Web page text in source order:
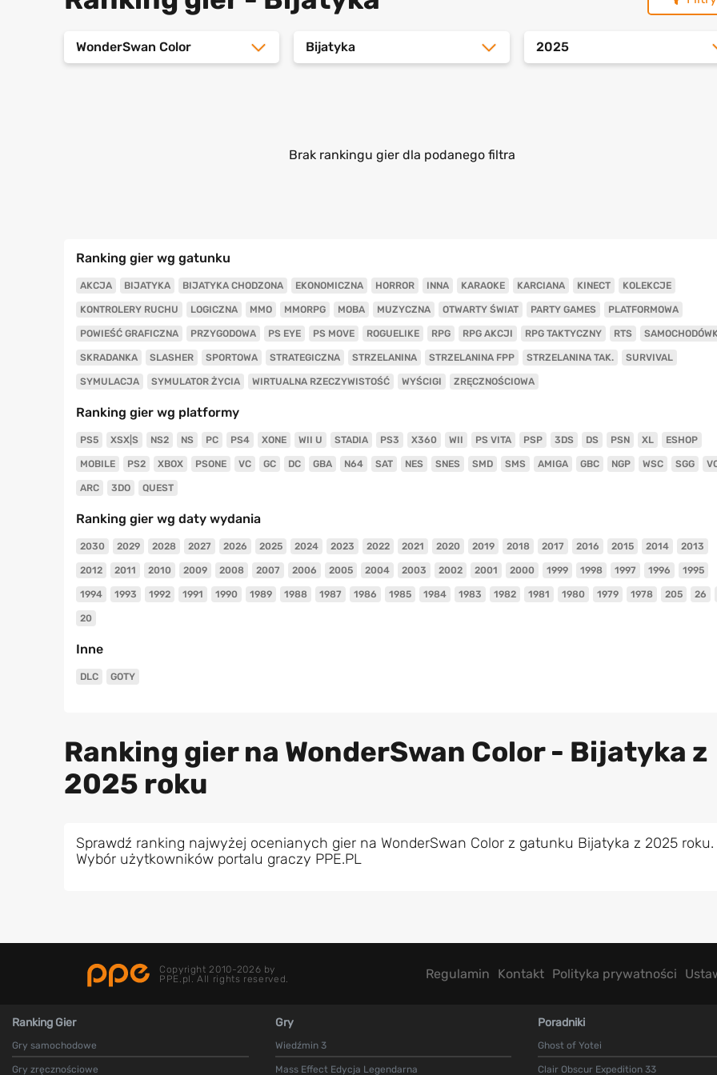
WonderSwan Color Bijatyka 2025
Brak rankingu gier dla podanego filtra
Ranking gier wg gatunku
AKCJA BIJATYKA BIJATYKA CHODZONA EKONOMICZNA HORROR INNA KARAOKE KARCIANA KINECT KOLEKCJE
KONTROLERY RUCHU LOGICZNA MMO MMORPG MOBA MUZYCZNA OTWARTY ŚWIAT PARTY GAMES PLATFORMOWA
POWIEŚĆ GRAFICZNA PRZYGODOWA PS EYE PS MOVE ROGUELIKE RPG RPG AKCJI RPG TAKTYCZNY RTS
SKRADANKA SLASHER SPORTOWA STRATEGICZNA STRZELANINA STRZELANINA FPP STRZELANINA TAK. SURVIVAL
SYMULACJA SYMULATOR ŻYCIA WIRTUALNA RZECZYWISTOŚĆ WYŚCIGI ZRĘCZNOŚCIOWA
Ranking gier wg platformy
PS5 XSX|S NS2 NS PC PS4 XONE WII U STADIA PS3 X360 WII PS VITA PSP 3DS DS PSN XL ESHOP
MOBILE PS2 XBOX PSONE VC GC DC GBA N64 SAT NES SNES SMD SMS AMIGA GBC NGP WSC SGG
ARC 3DO QUEST
Ranking gier wg daty wydania
2030 2029 2028 2027 2026 2025 2024 2023 2022 2021 2020 2019 2018 2017 2016 2015 2014 2013
2012 2011 2010 2009 2008 2007 2006 2005 2004 2003 2002 2001 2000 1999 1998 1997 1996 1995
1994 1993 1992 1991 1990 1989 1988 1987 1986 1985 1984 1983 1982 1981 1980 1979 1978 205 26
20
Inne
DLC GOTY
Ranking gier na WonderSwan Color - Bijatyka z
2025 roku
Sprawdź ranking najwyżej ocenianych gier na WonderSwan Color z gatunku Bijatyka z 2025 roku.
Wybór użytkowników portalu graczy PPE.PL
Copyright 2010-2026 by
PPE.pl. All rights reserved.
Regulamin Kontakt Polityka prywatności
Ranking Gier
Gry samochodowe
Gry zręcznościowe
Gry
Wiedźmin 3
Mass Effect Edycja Legendarna
Poradniki
Ghost of Yotei
Clair Obscur Expedition 33